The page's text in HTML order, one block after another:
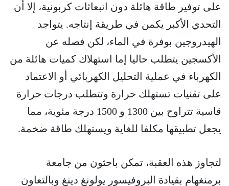
على توفير طاقة هائلة دون انبعاثات كربونية، إلا أن
التحدي الأكبر يكمن في طريقة إنتاجه. يتواجد
الهيدروجين بوفرة في الماء، لكن فصله عن
الأكسجين يتطلب حاليا إما استهلاك كميات هائلة من
الكهرباء في عملية التحليل الكهربائي أو الاعتماد
على تقنيات تستهلك حرارة وتتطلب درجات حرارة
قاسية تتراوح بين 1300 و 1500 درجة مئوية، مما
يجعل تطبيقها مكلفا للغاية ويستهلك طاقة ضخمة.
لتجاوز هذه العقبة، تمكن باحثون من جامعة
برمنغهام بقيادة البروفيسور يولونغ دينغ وبالتعاون